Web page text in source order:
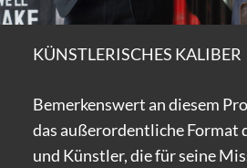
KÜNSTLERISCHES KALIBER
Bemerkenswert an diesem
das außerordentliche Format
und Künstler, die für seine